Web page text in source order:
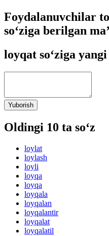
Foydalanuvchilar
so‘ziga berilgan
loyqat so‘ziga
Yuborish
Oldingi 10 ta so‘z
loylat
loylash
loyli
loyqa
loyqa
loyqala
loyqalan
loyqalantir
loyqalat
loyqalatil